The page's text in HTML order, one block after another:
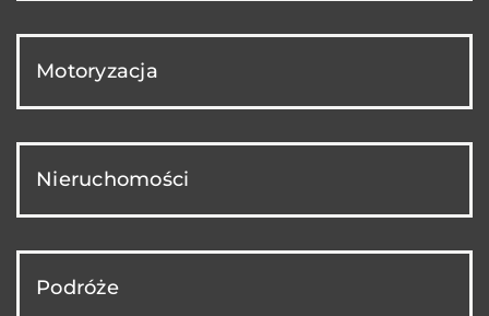
Motoryzacja
Nieruchomości
Podróże